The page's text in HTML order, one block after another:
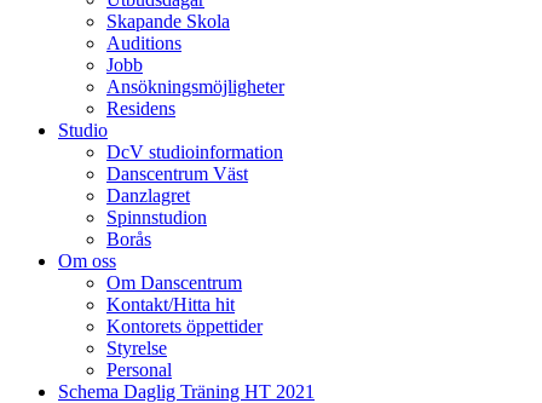
Skapande Skola
Auditions
Jobb
Ansökningsmöjligheter
Residens
Studio
DcV studioinformation
Danscentrum Väst
Danzlagret
Spinnstudion
Borås
Om oss
Om Danscentrum
Kontakt/Hitta hit
Kontorets öppettider
Styrelse
Personal
Schema Daglig Träning HT 2021